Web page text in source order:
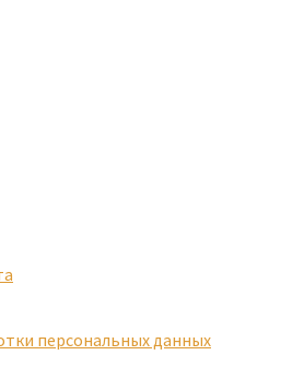
персональных данных